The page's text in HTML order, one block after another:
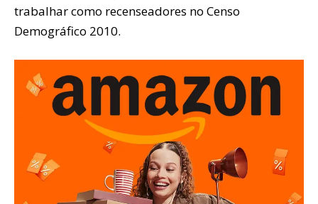
trabalhar como recenseadores no Censo
Demográfico 2010.